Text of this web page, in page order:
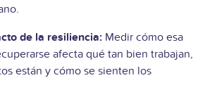
de la resiliencia: Medir cómo esa
afecta qué tan bien trabajan,
están y cómo se sienten los